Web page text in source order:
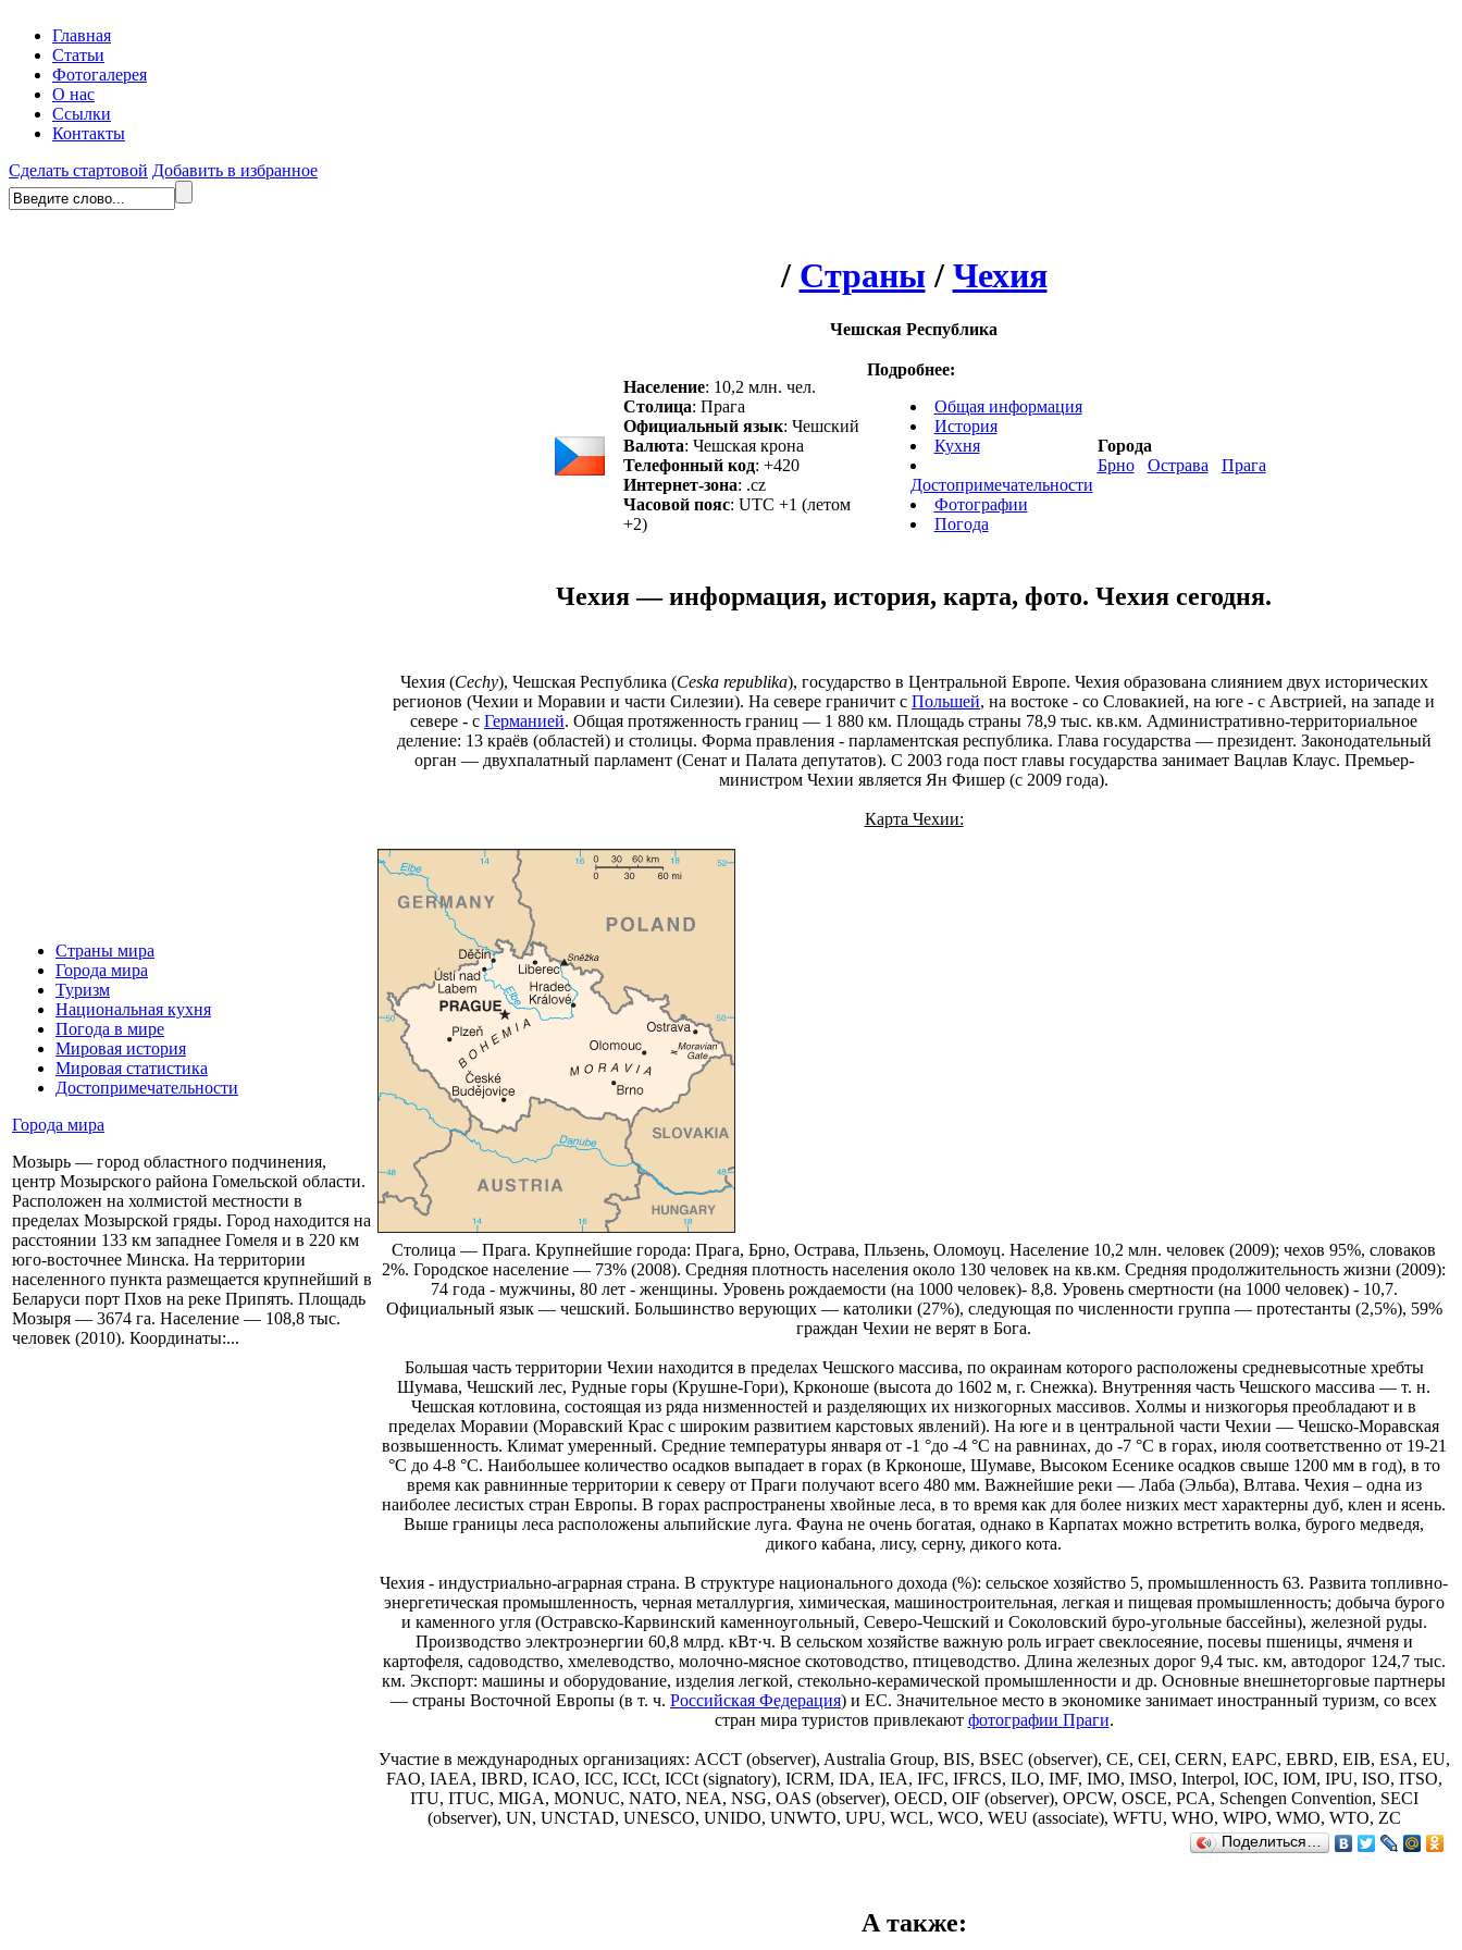
Главная
Статьи
Фотогалерея
О нас
Ссылки
Контакты
Сделать стартовой Добавить в избранное
Страны мира
Города мира
Туризм
Национальная кухня
Погода в мире
Мировая история
Мировая статистика
Достопримечательности
Города мира
Мозырь — город областного подчинения,
центр Мозырского района Гомельской области.
Расположен на холмистой местности в
пределах Мозырской гряды. Город находится на
расстоянии 133 км западнее Гомеля и в 220 км
юго-восточнее Минска. На территории
населенного пункта размещается крупнейший в
Беларуси порт Пхов на реке Припять. Площадь
Мозыря — 3674 га. Население — 108,8 тыс.
человек (2010). Координаты:...
/ Страны/ Чехия
Чешская Республика
Население: 10,2 млн. чел.
Столица: Прага
Официальный язык: Чешский
Валюта: Чешская крона
Телефонный код: +420
Интернет-зона: .cz
Часовой пояс: UTC +1 (летом
+2)
Подробнее:
Общая информация
История
Кухня
Достопримечательности
Фотографии
Погода
Города
Брно
Острава Прага
Чехия — информация, история, карта, фото. Чехия сегодня.
Чехия (Cechy), Чешская Республика (Ceskа republika), государство в Центральной Европе. Чехия образована слиянием двух исторических
регионов (Чехии и Моравии и части Силезии). На севере граничит с Польшей, на востоке - со Словакией, на юге - с Австрией, на западе и
севере - с Германией. Общая протяженность границ — 1 880 км. Площадь страны 78,9 тыс. кв.км. Административно-территориальное
деление: 13 краёв (областей) и столицы. Форма правления - парламентская республика. Глава государства — президент. Законодательный
орган — двухпалатный парламент (Сенат и Палата депутатов). С 2003 года пост главы государства занимает Вацлав Клаус. Премьер-
министром Чехии является Ян Фишер (с 2009 года).
Карта Чехии:
Столица — Прага. Крупнейшие города: Прага, Брно, Острава, Пльзень, Оломоуц. Население 10,2 млн. человек (2009); чехов 95%, словаков
2%. Городское население — 73% (2008). Средняя плотность населения около 130 человек на кв.км. Средняя продолжительность жизни (2009):
74 года - мужчины, 80 лет - женщины. Уровень рождаемости (на 1000 человек)- 8,8. Уровень смертности (на 1000 человек) - 10,7.
Официальный язык — чешский. Большинство верующих — католики (27%), следующая по численности группа — протестанты (2,5%), 59%
граждан Чехии не верят в Бога.
Большая часть территории Чехии находится в пределах Чешского массива, по окраинам которого расположены средневысотные хребты
Шумава, Чешский лес, Рудные горы (Крушне-Гори), Крконоше (высота до 1602 м, г. Снежка). Внутренняя часть Чешского массива — т. н.
Чешская котловина, состоящая из ряда низменностей и разделяющих их низкогорных массивов. Холмы и низкогорья преобладают и в
пределах Моравии (Моравский Крас с широким развитием карстовых явлений). На юге и в центральной части Чехии — Чешско-Моравская
возвышенность. Климат умеренный. Средние температуры января от -1 °до -4 °C на равнинах, до -7 °C в горах, июля соответственно от 19-21
°C до 4-8 °C. Наибольшее количество осадков выпадает в горах (в Крконоше, Шумаве, Высоком Есенике осадков свыше 1200 мм в год), в то
время как равнинные территории к северу от Праги получают всего 480 мм. Важнейшие реки — Лаба (Эльба), Влтава. Чехия – одна из
наиболее лесистых стран Европы. В горах распространены хвойные леса, в то время как для более низких мест характерны дуб, клен и ясень.
Выше границы леса расположены альпийские луга. Фауна не очень богатая, однако в Карпатах можно встретить волка, бурого медведя,
дикого кабана, лису, серну, дикого кота.
Чехия - индустриально-аграрная страна. В структуре национального дохода (%): сельское хозяйство 5, промышленность 63. Развита топливно-
энергетическая промышленность, черная металлургия, химическая, машиностроительная, легкая и пищевая промышленность; добыча бурого
и каменного угля (Остравско-Карвинский каменноугольный, Северо-Чешский и Соколовский буро-угольные бассейны), железной руды.
Производство электроэнергии 60,8 млрд. кВт·ч. В сельском хозяйстве важную роль играет свеклосеяние, посевы пшеницы, ячменя и
картофеля, садоводство, хмелеводство, молочно-мясное скотоводство, птицеводство. Длина железных дорог 9,4 тыс. км, автодорог 124,7 тыс.
км. Экспорт: машины и оборудование, изделия легкой, стекольно-керамической промышленности и др. Основные внешнеторговые партнеры
— страны Восточной Европы (в т. ч. Российская Федерация) и ЕС. Значительное место в экономике занимает иностранный туризм, со всех
стран мира туристов привлекают фотографии Праги.
Участие в международных организациях: ACCT (observer), Australia Group, BIS, BSEC (observer), CE, CEI, CERN, EAPC, EBRD, EIB, ESA, EU,
FAO, IAEA, IBRD, ICAO, ICC, ICCt, ICCt (signatory), ICRM, IDA, IEA, IFC, IFRCS, ILO, IMF, IMO, IMSO, Interpol, IOC, IOM, IPU, ISO, ITSO,
ITU, ITUC, MIGA, MONUC, NATO, NEA, NSG, OAS (observer), OECD, OIF (observer), OPCW, OSCE, PCA, Schengen Convention, SECI
(observer), UN, UNCTAD, UNESCO, UNIDO, UNWTO, UPU, WCL, WCO, WEU (associate), WFTU, WHO, WIPO, WMO, WTO, ZC
Поделиться…
А также: